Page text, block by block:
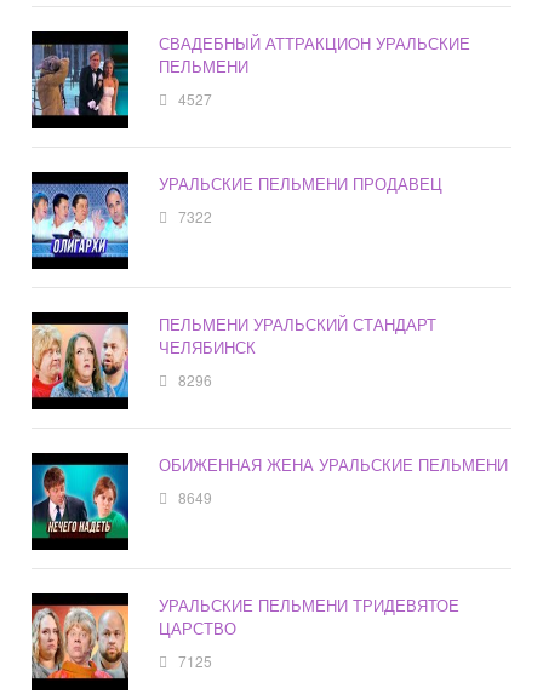
СВАДЕБНЫЙ АТТРАКЦИОН УРАЛЬСКИЕ
ПЕЛЬМЕНИ
4527
УРАЛЬСКИЕ ПЕЛЬМЕНИ ПРОДАВЕЦ
7322
ПЕЛЬМЕНИ УРАЛЬСКИЙ СТАНДАРТ
ЧЕЛЯБИНСК
8296
ОБИЖЕННАЯ ЖЕНА УРАЛЬСКИЕ ПЕЛЬМЕНИ
8649
УРАЛЬСКИЕ ПЕЛЬМЕНИ ТРИДЕВЯТОЕ
ЦАРСТВО
7125